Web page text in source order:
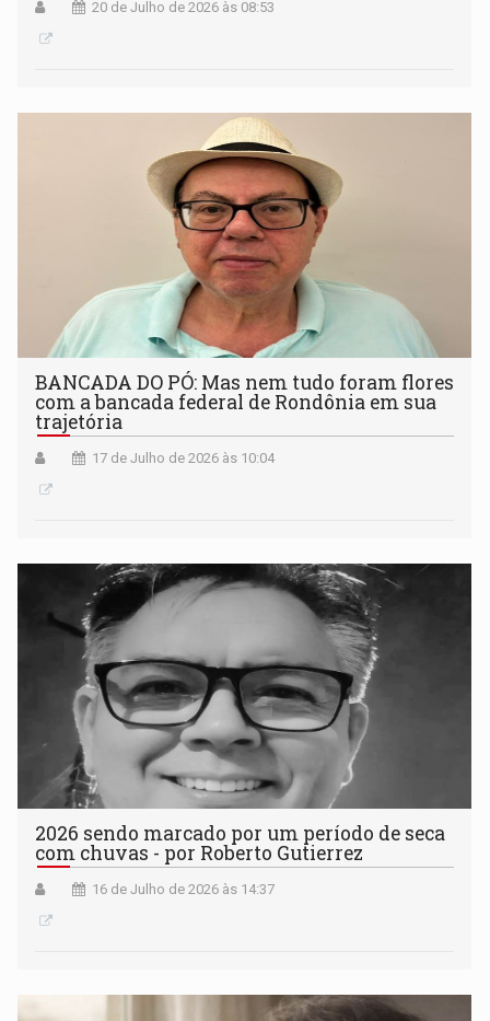
20 de Julho de 2026 às 08:53
BANCADA DO PÓ: Mas nem tudo foram flores
com a bancada federal de Rondônia em sua
trajetória
17 de Julho de 2026 às 10:04
2026 sendo marcado por um período de seca
com chuvas - por Roberto Gutierrez
16 de Julho de 2026 às 14:37